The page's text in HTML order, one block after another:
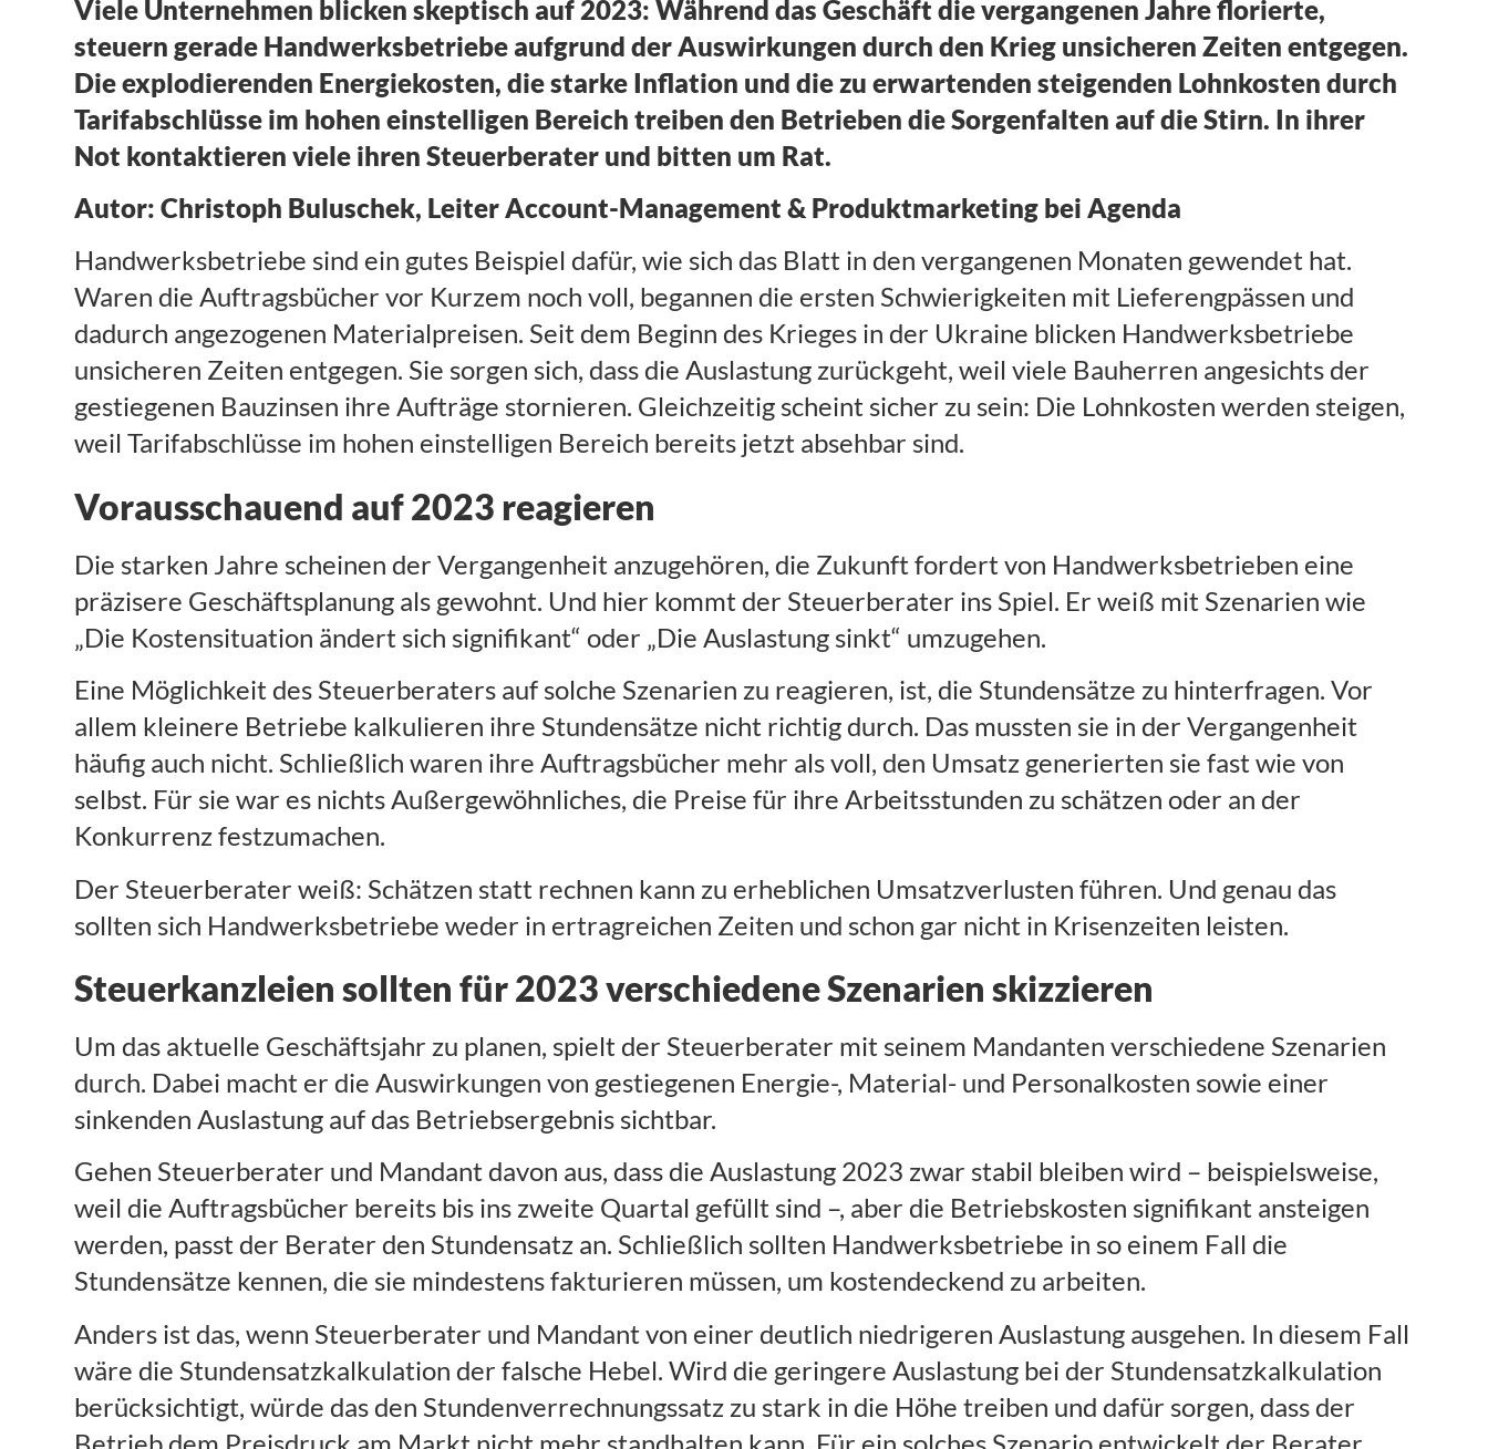
Viele Unternehmen blicken skeptisch auf 2023: Während das Geschäft die vergangenen Jahre florierte,
steuern gerade Handwerksbetriebe aufgrund der Auswirkungen durch den Krieg unsicheren Zeiten entgegen.
Die explodierenden Energiekosten, die starke Inflation und die zu erwartenden steigenden Lohnkosten durch
Tarifabschlüsse im hohen einstelligen Bereich treiben den Betrieben die Sorgenfalten auf die Stirn. In ihrer
Not kontaktieren viele ihren Steuerberater und bitten um Rat.
Autor: Christoph Buluschek, Leiter Account-Management & Produktmarketing bei Agenda
Handwerksbetriebe sind ein gutes Beispiel dafür, wie sich das Blatt in den vergangenen Monaten gewendet hat.
Waren die Auftragsbücher vor Kurzem noch voll, begannen die ersten Schwierigkeiten mit Lieferengpässen und
dadurch angezogenen Materialpreisen. Seit dem Beginn des Krieges in der Ukraine blicken Handwerksbetriebe
unsicheren Zeiten entgegen. Sie sorgen sich, dass die Auslastung zurückgeht, weil viele Bauherren angesichts der
gestiegenen Bauzinsen ihre Aufträge stornieren. Gleichzeitig scheint sicher zu sein: Die Lohnkosten werden steigen,
weil Tarifabschlüsse im hohen einstelligen Bereich bereits jetzt absehbar sind.
Vorausschauend auf 2023 reagieren
Die starken Jahre scheinen der Vergangenheit anzugehören, die Zukunft fordert von Handwerksbetrieben eine
präzisere Geschäftsplanung als gewohnt. Und hier kommt der Steuerberater ins Spiel. Er weiß mit Szenarien wie
„Die Kostensituation ändert sich signifikant“ oder „Die Auslastung sinkt“ umzugehen.
Eine Möglichkeit des Steuerberaters auf solche Szenarien zu reagieren, ist, die Stundensätze zu hinterfragen. Vor
allem kleinere Betriebe kalkulieren ihre Stundensätze nicht richtig durch. Das mussten sie in der Vergangenheit
häufig auch nicht. Schließlich waren ihre Auftragsbücher mehr als voll, den Umsatz generierten sie fast wie von
selbst. Für sie war es nichts Außergewöhnliches, die Preise für ihre Arbeitsstunden zu schätzen oder an der
Konkurrenz festzumachen.
Der Steuerberater weiß: Schätzen statt rechnen kann zu erheblichen Umsatzverlusten führen. Und genau das
sollten sich Handwerksbetriebe weder in ertragreichen Zeiten und schon gar nicht in Krisenzeiten leisten.
Steuerkanzleien sollten für 2023 verschiedene Szenarien skizzieren
Um das aktuelle Geschäftsjahr zu planen, spielt der Steuerberater mit seinem Mandanten verschiedene Szenarien
durch. Dabei macht er die Auswirkungen von gestiegenen Energie-, Material- und Personalkosten sowie einer
sinkenden Auslastung auf das Betriebsergebnis sichtbar.
Gehen Steuerberater und Mandant davon aus, dass die Auslastung 2023 zwar stabil bleiben wird – beispielsweise,
weil die Auftragsbücher bereits bis ins zweite Quartal gefüllt sind –, aber die Betriebskosten signifikant ansteigen
werden, passt der Berater den Stundensatz an. Schließlich sollten Handwerksbetriebe in so einem Fall die
Stundensätze kennen, die sie mindestens fakturieren müssen, um kostendeckend zu arbeiten.
Anders ist das, wenn Steuerberater und Mandant von einer deutlich niedrigeren Auslastung ausgehen. In diesem Fall
wäre die Stundensatzkalkulation der falsche Hebel. Wird die geringere Auslastung bei der Stundensatzkalkulation
berücksichtigt, würde das den Stundenverrechnungssatz zu stark in die Höhe treiben und dafür sorgen, dass der
Betrieb dem Preisdruck am Markt nicht mehr standhalten kann. Für ein solches Szenario entwickelt der Berater